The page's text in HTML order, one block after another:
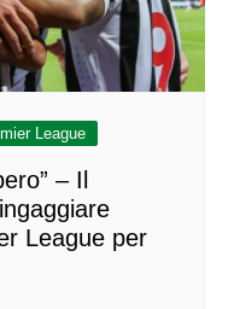
League
– Il
League per